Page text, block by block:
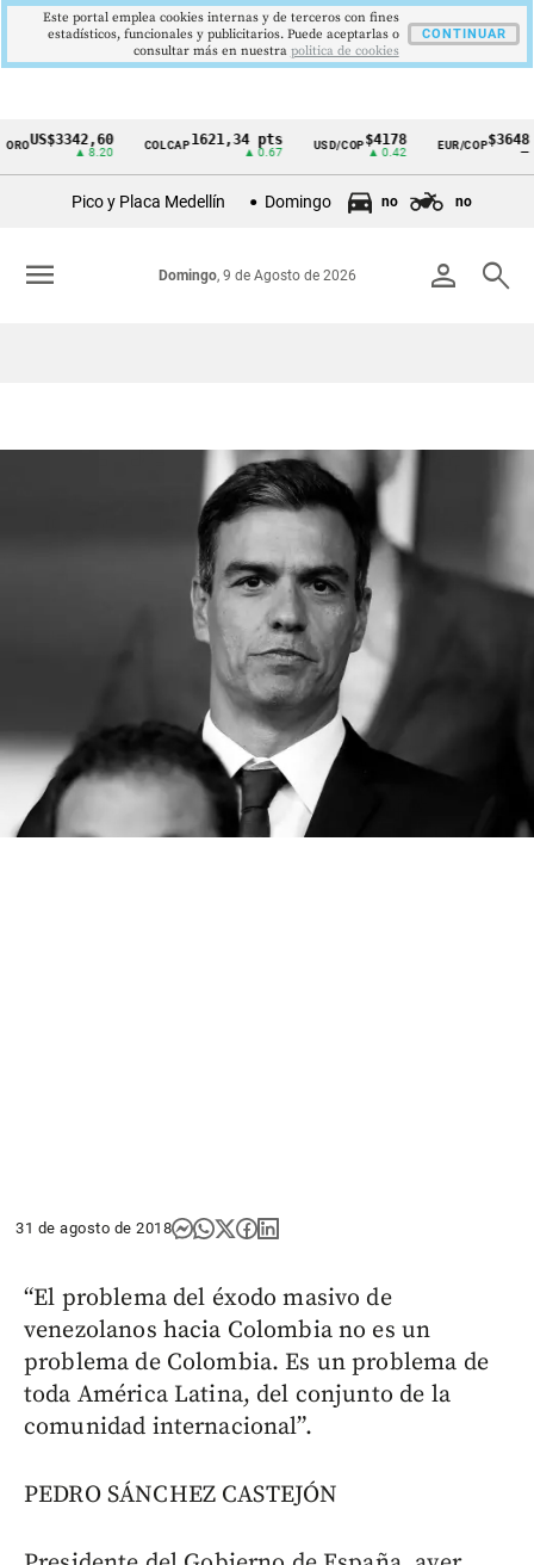
Cintillo
Colombia
US$3342,60
▲ 8.20
COLCAP1621,34 pts
▲ 0.67
USD/COP$4178
▲ 0.42
EUR/COP$3648
Pico y Placa Medellín Domingo no no
person search
Domingo, 9 de Agosto de 2026
menu
31 de agosto de 2018
“El problema del éxodo masivo de
venezolanos hacia Colombia no es un
problema de Colombia. Es un problema de
toda América Latina, del conjunto de la
comunidad internacional”.
PEDRO SÁNCHEZ CASTEJÓN
Este portal emplea cookies internas y de terceros con fines
estadísticos, funcionales y publicitarios. Puede aceptarlas o
consultar más en nuestra politica de cookies
CONTINUAR